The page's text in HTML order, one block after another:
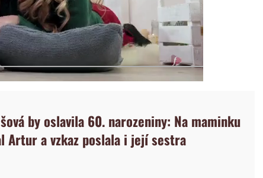
by oslavila 60. narozeniny: Na maminku
Artur a vzkaz poslala i její sestra